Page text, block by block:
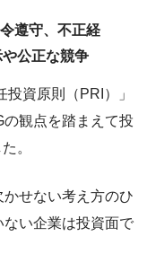
遵守、不正経
公正な競争
資原則（PRI）」
観点を踏まえて投
。
せない考え方のひ
い企業は投資面で